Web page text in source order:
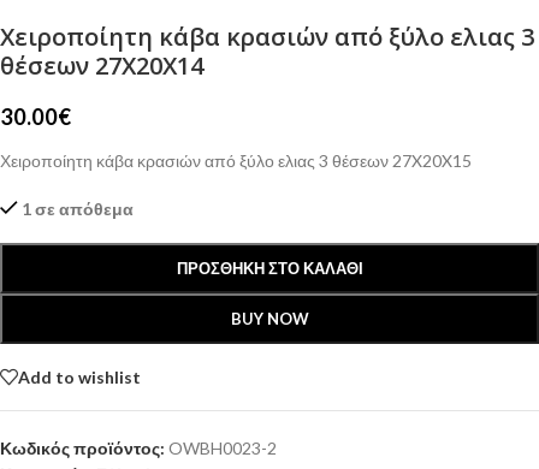
Χειροποίητη κάβα κρασιών από ξύλο ελιας 3
θέσεων 27X20X14
30.00€
Χειροποίητη κάβα κρασιών από ξύλο ελιας 3 θέσεων 27X20X15
1 σε απόθεμα
ΠΡΟΣΘΉΚΗ ΣΤΟ ΚΑΛΆΘΙ
BUY NOW
Add to wishlist
Κωδικός προϊόντος: OWBH0023-2